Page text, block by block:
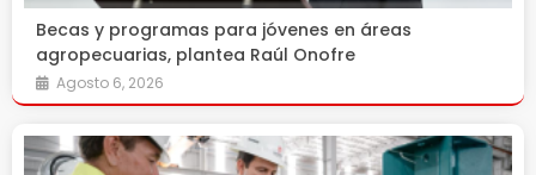
Becas y programas para jóvenes en áreas
agropecuarias, plantea Raúl Onofre
Agosto 6, 2026